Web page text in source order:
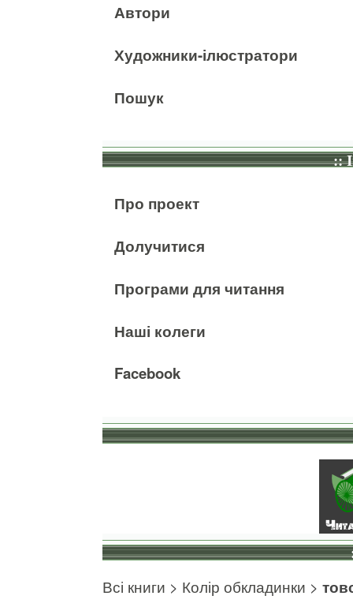
Автори
Художники-ілюстратори
Пошук
::
Про проект
Долучитися
Програми для читання
Наші колеги
Facebook
Всі книги > Колір обкладинки >